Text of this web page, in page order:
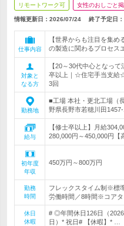
リモートワーク可 女性のおしごと
情報更新日：2026/07/24 終了予定日：
仕事内容
【世界からも注目を集
の製造に関わるプロセス
対象と
なる方
【20～30代中心となっ
卒以上｜☆住宅手当支給
3回
勤務地
■工場 本社・更北工場（
野県長野市若穂川田1457-
給与
【修士卒以上】月給
280,000円～450,000円【
初年度
年収
450万円～800万円
勤務
時間
フレックスタイム制※標
労働時間／8時間※コア
休日
休暇
# ◎年間休日126日（
日）* 祝日# 【休暇】* …